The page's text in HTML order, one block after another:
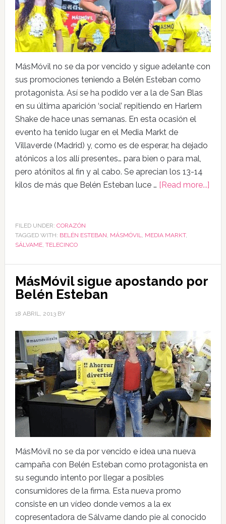
MásMóvil no se da por vencido y sigue adelante con
sus promociones teniendo a Belén Esteban como
protagonista. Así se ha podido ver a la de San Blas
en su última aparición ‘social’ repitiendo en Harlem
Shake de hace unas semanas. En esta ocasión el
evento ha tenido lugar en el Media Markt de
Villaverde (Madrid) y, como es de esperar, ha dejado
atónicos a los allí presentes… para bien o para mal,
pero atónitos al fin y al cabo. Se aprecian los 13-14
kilos de más que Belén Esteban luce … [Read more...]
FILED UNDER: CORAZÓN
TAGGED WITH: BELÉN ESTEBAN, MÁSMÓVIL, MEDIA MARKT,
SÁLVAME, TELECINCO
MásMóvil sigue apostando por
Belén Esteban
18 ABRIL, 2013BY
MásMóvil no se da por vencido e idea una nueva
campaña con Belén Esteban como protagonista en
su segundo intento por llegar a posibles
consumidores de la firma. Esta nueva promo
consiste en un vídeo donde vemos a la ex
copresentadora de Sálvame dando pie al conocido